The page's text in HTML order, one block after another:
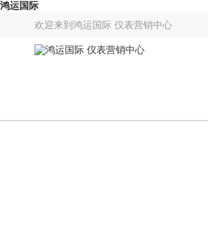
鸿运国际
欢迎来到 鸿运国际 仪表营销中心